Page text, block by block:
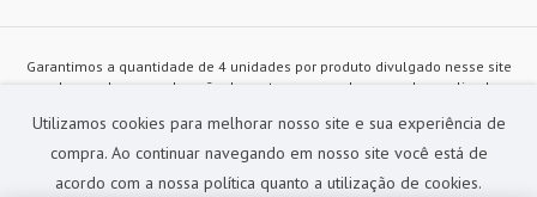
Utilizamos cookies para melhorar nosso site e sua experiência de
compra. Ao continuar navegando em nosso site você está de
acordo com a nossa política quanto a utilização de cookies.
Garantimos a quantidade de 4 unidades por produto divulgado nesse site
ou de acordo com a duração dos estoques, sendo as vendas realizadas
alterados a qualquer instante sem prévia comunicação e são exclusivos
para a loja virtual, não restando nenhuma obrigação de prática similar nas
lojas físicas da rede Preçolandia. Todas as imagens dos produtos são
meramente ilustrativas.